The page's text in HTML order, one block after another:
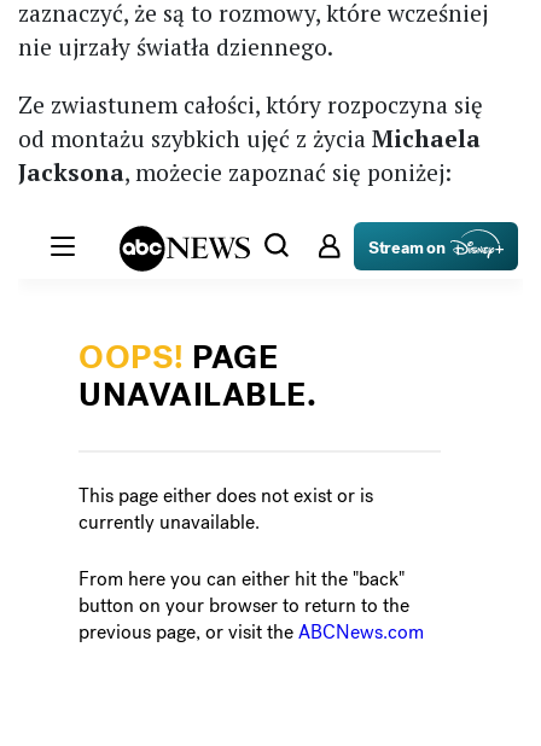
zaznaczyć, że są to rozmowy, które wcześniej
nie ujrzały światła dziennego.
Ze zwiastunem całości, który rozpoczyna się
od montażu szybkich ujęć z życia Michaela
Jacksona, możecie zapoznać się poniżej: